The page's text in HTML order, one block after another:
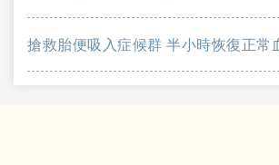
搶救胎便吸入症候群 半小時恢復正常